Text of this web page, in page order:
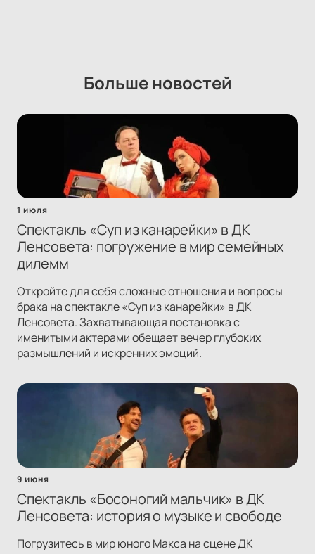
Больше новостей
1 июля
Спектакль «Суп из канарейки» в ДК
Ленсовета: погружение в мир семейных
дилемм
Откройте для себя сложные отношения и вопросы
брака на спектакле «Суп из канарейки» в ДК
Ленсовета. Захватывающая постановка с
именитыми актерами обещает вечер глубоких
размышлений и искренних эмоций.
9 июня
Спектакль «Босоногий мальчик» в ДК
Ленсовета: история о музыке и свободе
Погрузитесь в мир юного Макса на сцене ДК